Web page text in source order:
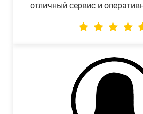
отличный сервис и